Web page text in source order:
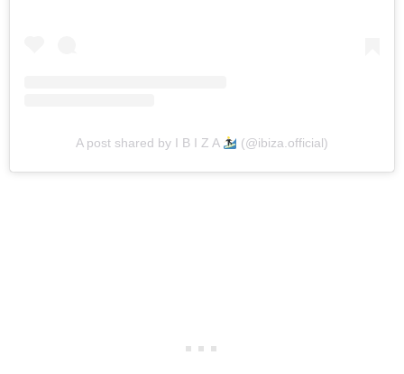
A post shared by I B I Z A (@ibiza.official)